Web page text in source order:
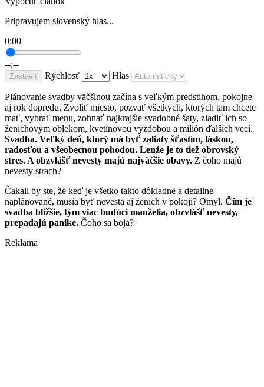
Pripravujem slovenský hlas...
0:00
--:--
Zastaviť Rýchlosť Hlas
Plánovanie svadby väčšinou začína s veľkým predstihom, pokojne
aj rok dopredu. Zvoliť miesto, pozvať všetkých, ktorých tam chcete
mať, vybrať menu, zohnať najkrajšie svadobné šaty, zladiť ich so
ženíchovým oblekom, kvetinovou výzdobou a milión ďalších vecí.
Svadba. Veľký deň, ktorý má byť zaliaty šťastím, láskou,
radosťou a všeobecnou pohodou. Lenže je to tiež obrovský
stres. A obzvlášť nevesty majú najväčšie obavy. Z čoho majú
nevesty strach?
Čakali by ste, že keď je všetko takto dôkladne a detailne
naplánované, musia byť nevesta aj ženích v pokoji? Omyl. Čím je
svadba bližšie, tým viac budúci manželia, obzvlášť nevesty,
prepadajú panike. Čoho sa boja?
Reklama